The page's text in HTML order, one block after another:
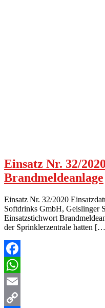
Einsatz Nr. 32/
Brandmeldeanlage
Einsatz Nr. 32/2020
Softdrinks GmbH, Geislinger
Einsatzstichwort
der Sprinklerzentrale hatten
Facebook
WhatsApp
Email